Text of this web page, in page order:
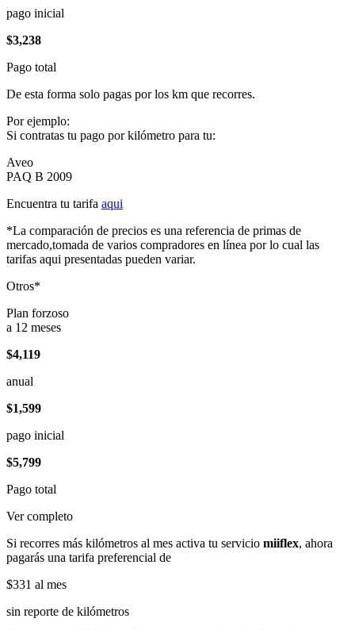
pago inicial
$3,238
Pago total
De esta forma solo pagas por los km que recorres.
Por ejemplo:
Si contratas tu pago por kilómetro para tu:
Aveo
PAQ B 2009
Encuentra tu tarifa aqui
*La comparación de precios es una referencia de primas de
mercado,tomada de varios compradores en línea por lo cual las
tarifas aqui presentadas pueden variar.
Otros*
Plan forzoso
a 12 meses
$4,119
anual
$1,599
pago inicial
$5,799
Pago total
Ver completo
Si recorres más kilómetros al mes activa tu servicio miiflex, ahora
pagarás una tarifa preferencial de
$331 al mes
sin reporte de kilómetros